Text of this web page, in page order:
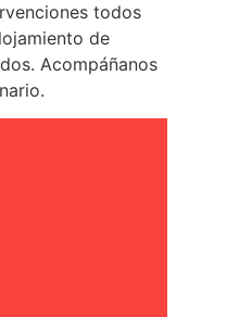
todos
de
Acompáñanos